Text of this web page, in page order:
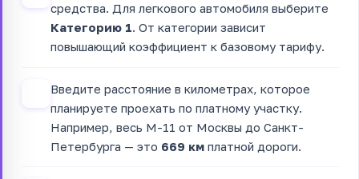
средства. Для легкового автомобиля выберите
Категорию 1. От категории зависит
повышающий коэффициент к базовому тарифу.
Введите расстояние в километрах, которое
планируете проехать по платному участку.
Например, весь М-11 от Москвы до Санкт-
Петербурга — это 669 км платной дороги.